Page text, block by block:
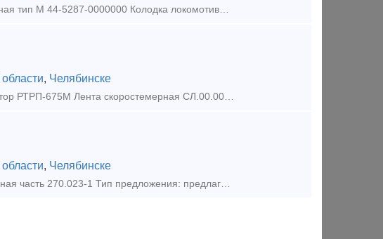
ООО Вагондеталь реализует Колодка гребневая локомотивная тип М 44-5287-0000000 Колодка локомотивная гребневая тип М ТЭМ1.40.60.024 Колодка гребневая тип М ТЭ3.10.1251 ТЭМ1.40.60.024
, Челябинске
ООО Вагондеталь реализует Авторежим 265а-4 Авторегулятор РТРП-675М Лента скоростемерная СЛ.00.00.35 Балочка центрирующая 106.00.011-2, 106.00.011-0 Башмак Горочный 87.39.00с
, Челябинске
ООО Вагондеталь реализует Магистральная часть 483 Главная часть 270.023-1 Тип предложения: предлагаю продукцию, услугу